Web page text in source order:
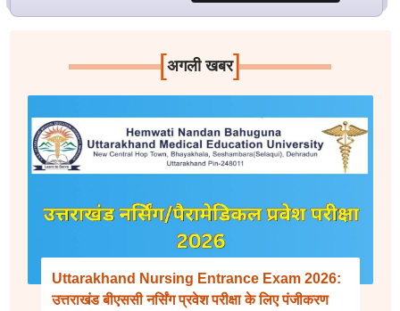
[अगली खबर]
Uttarakhand Nursing Entrance Exam 2026:
उत्तराखंड बीएससी नर्सिंग प्रवेश परीक्षा के लिए पंजीकरण